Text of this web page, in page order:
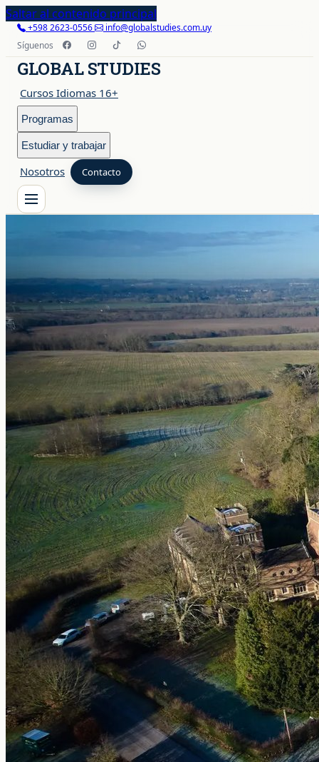
Saltar al contenido principal
+598 2623-0556
info@globalstudies.com.uy
Síguenos
GLOBAL STUDIES
Cursos Idiomas 16+
Programas
Estudiar y trabajar
Nosotros Contacto
Cursos Idiomas 16+
Estudiar y trabajar